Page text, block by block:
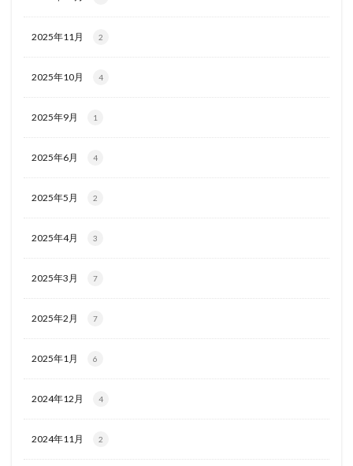
2025年11月 2
2025年10月 4
2025年9月 1
2025年6月 4
2025年5月 2
2025年4月 3
2025年3月 7
2025年2月 7
2025年1月 6
2024年12月 4
2024年11月 2